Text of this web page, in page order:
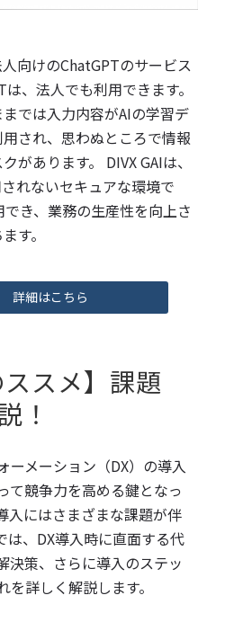
人向けのChatGPTのサービス
、法人でも利用できます。
では入力内容がAIの学習デ
され、思わぬところで情報
があります。 DIVX GAIは、
れないセキュアな環境で
き、業務の生産性を向上さ
す。
詳細はこちら
ススメ】課題
！
ーメーション（DX）の導入
て競争力を高める鍵となっ
入にはさまざまな課題が伴
は、DX導入時に直面する代
決策、さらに導入のステッ
詳しく解説します。